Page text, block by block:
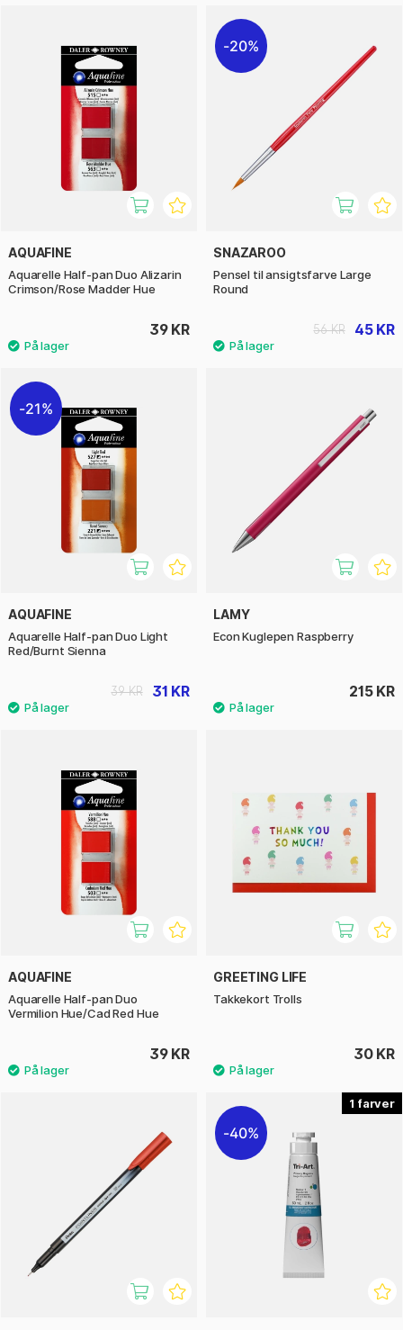
AQUAFINE
Aquarelle Half-pan Duo Alizarin
Crimson/Rose Madder Hue
39 KR
20%
SNAZAROO
Pensel til ansigtsfarve Large
Round
45 KR
56 KR
21%
AQUAFINE
Aquarelle Half-pan Duo Light
Red/Burnt Sienna
31 KR
39 KR
LAMY
Econ Kuglepen Raspberry
215 KR
AQUAFINE
Aquarelle Half-pan Duo
Vermilion Hue/Cad Red Hue
39 KR
GREETING LIFE
Takkekort Trolls
30 KR
1
40%